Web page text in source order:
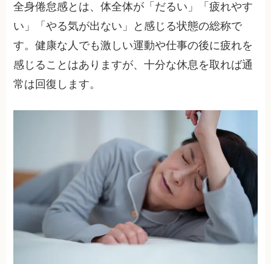
全身倦怠感とは、体全体が「だるい」「疲れやす
い」「やる気が出ない」と感じる状態の総称で
す。健康な人でも激しい運動や仕事の後に疲れを
感じることはありますが、十分な休息を取れば通
常は回復します。